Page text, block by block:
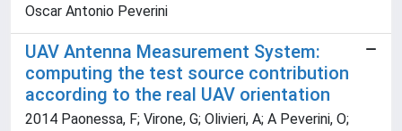
Oscar Antonio Peverini
UAV Antenna Measurement System:
computing the test source contribution
according to the real UAV orientation
2014 Paonessa, F; Virone, G; Olivieri, A; A Peverini, O;